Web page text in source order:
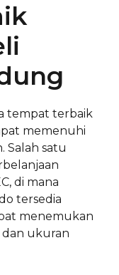
tempat terbaik
memenuhi
Salah satu
di mana
tersedia
menemukan
dan ukuran